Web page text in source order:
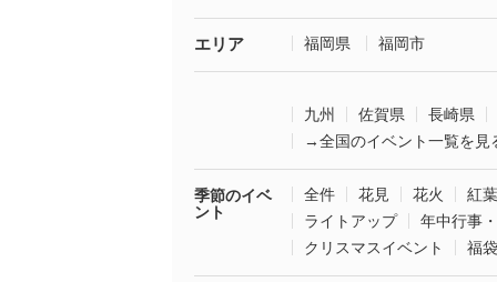
エリア 福岡県 福岡市
九州 佐賀県
長崎県
→全国のイベント一覧を見
季節のイベ
ント
全件 花見 花火
紅葉
ライトアップ
年中行事
クリスマスイベント
福